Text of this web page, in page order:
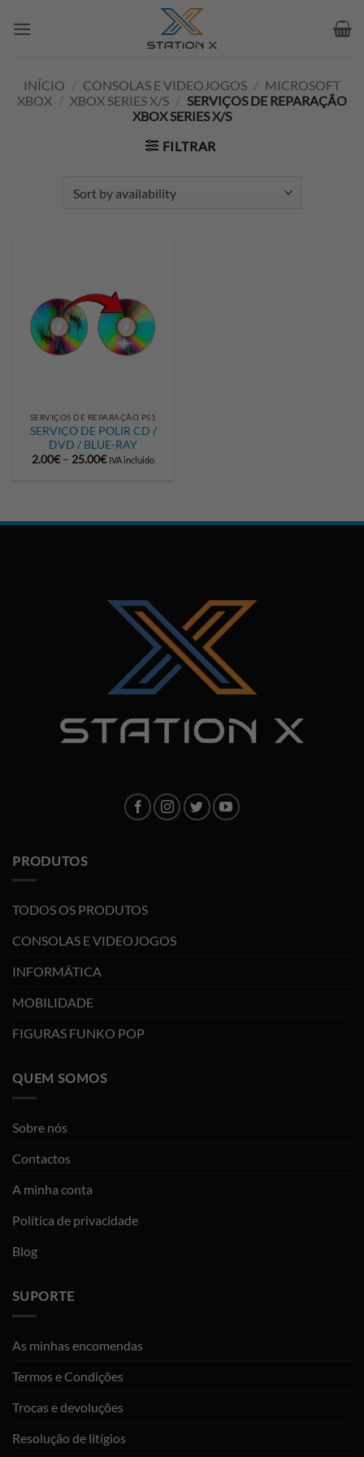
INÍCIO / CONSOLAS E VIDEOJOGOS / MICROSOFT
XBOX / XBOX SERIES X/S / SERVIÇOS DE REPARAÇÃO
XBOX SERIES X/S
FILTRAR
SERVIÇOS DE REPARAÇÃO PS1
SERVIÇO DE POLIR CD /
DVD / BLUE-RAY
2.00€ – 25.00€Price
IVA incluido
PRODUTOS
TODOS OS PRODUTOS
CONSOLAS E VIDEOJOGOS
INFORMÁTICA
MOBILIDADE
FIGURAS FUNKO POP
QUEM SOMOS
Sobre nós
Contactos
A minha conta
Política de privacidade
Blog
SUPORTE
As minhas encomendas
Termos e Condições
Trocas e devoluções
Resolução de litígios